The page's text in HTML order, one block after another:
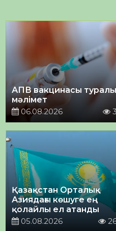
АПВ вакцинасы туралы
мәлімет
06.08.2026
3
Қазақстан Орталық
Азиядағы көшуге ең
қолайлы ел атанды
05.08.2026